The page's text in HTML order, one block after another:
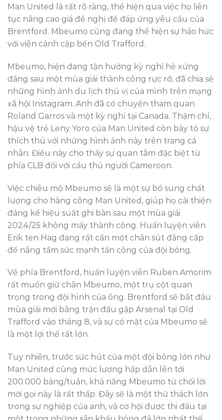
Man United là rất rõ ràng, thể hiện qua việc họ liên
tục nâng cao giá đề nghị để đáp ứng yêu cầu của
Brentford. Mbeumo cũng đang thể hiện sự háo hức
với viễn cảnh cập bến Old Trafford.
Mbeumo, hiện đang tận hưởng kỳ nghỉ hè xứng
đáng sau một mùa giải thành công rực rỡ, đã chia sẻ
những hình ảnh du lịch thú vị của mình trên mạng
xã hội Instagram. Anh đã có chuyến tham quan
Roland Garros và một kỳ nghỉ tại Canada. Thậm chí,
hậu vệ trẻ Leny Yoro của Man United còn bày tỏ sự
thích thú với những hình ảnh này trên trang cá
nhân. Điều này cho thấy sự quan tâm đặc biệt từ
phía CLB đối với cầu thủ người Cameroon.
Việc chiêu mộ Mbeumo sẽ là một sự bổ sung chất
lượng cho hàng công Man United, giúp họ cải thiện
đáng kể hiệu suất ghi bàn sau một mùa giải
2024/25 không mấy thành công. Huấn luyện viên
Erik ten Hag đang rất cần một chân sút đẳng cấp
để nâng tầm sức mạnh tấn công của đội bóng.
Về phía Brentford, huấn luyện viên Ruben Amorim
rất muốn giữ chân Mbeumo, một trụ cột quan
trọng trong đội hình của ông. Brentford sẽ bắt đầu
mùa giải mới bằng trận đấu gặp Arsenal tại Old
Trafford vào tháng 8, và sự có mặt của Mbeumo sẽ
là một lợi thế rất lớn.
Tuy nhiên, trước sức hút của một đội bóng lớn như
Man United cùng mức lương hấp dẫn lên tới
200.000 bảng/tuần, khả năng Mbeumo từ chối lời
mời gọi này là rất thấp. Đây sẽ là một thử thách lớn
trong sự nghiệp của anh, và cơ hội được thi đấu tại